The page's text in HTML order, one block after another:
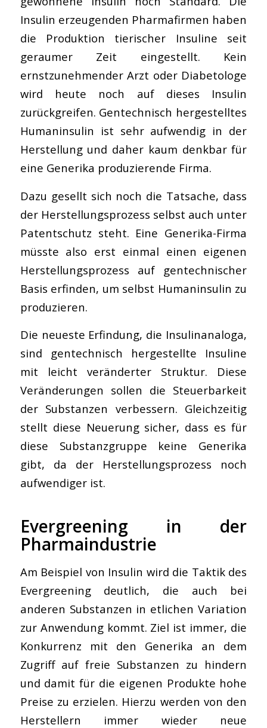
Insulin erzeugenden Pharmafirmen haben
die Produktion tierischer Insuline seit
geraumer Zeit eingestellt. Kein
ernstzunehmender Arzt oder Diabetologe
wird heute noch auf dieses Insulin
zurückgreifen. Gentechnisch hergestelltes
Humaninsulin ist sehr aufwendig in der
Herstellung und daher kaum denkbar für
eine Generika produzierende Firma.
Dazu gesellt sich noch die Tatsache, dass
der Herstellungsprozess selbst auch unter
Patentschutz steht. Eine Generika-Firma
müsste also erst einmal einen eigenen
Herstellungsprozess auf gentechnischer
Basis erfinden, um selbst Humaninsulin zu
produzieren.
Die neueste Erfindung, die Insulinanaloga,
sind gentechnisch hergestellte Insuline
mit leicht veränderter Struktur. Diese
Veränderungen sollen die Steuerbarkeit
der Substanzen verbessern. Gleichzeitig
stellt diese Neuerung sicher, dass es für
diese Substanzgruppe keine Generika
gibt, da der Herstellungsprozess noch
aufwendiger ist.
Evergreening in der
Pharmaindustrie
Am Beispiel von Insulin wird die Taktik des
Evergreening deutlich, die auch bei
anderen Substanzen in etlichen Variation
zur Anwendung kommt. Ziel ist immer, die
Konkurrenz mit den Generika an dem
Zugriff auf freie Substanzen zu hindern
und damit für die eigenen Produkte hohe
Preise zu erzielen. Hierzu werden von den
Herstellern immer wieder neue